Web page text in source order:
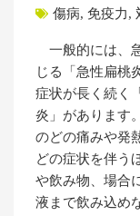
傷病, 免疫力,
一般的には、
じる「急性扁桃
症状が長く続く
炎」があります
のどの痛みや発
どの症状を伴う
や飲み物、場合
液まで飲み込め